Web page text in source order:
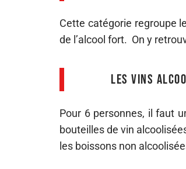
Cette catégorie regroupe
de l’alcool fort. On y
Les Vins
Pour 6 personnes, il faut
bouteilles de vin
les boissons non